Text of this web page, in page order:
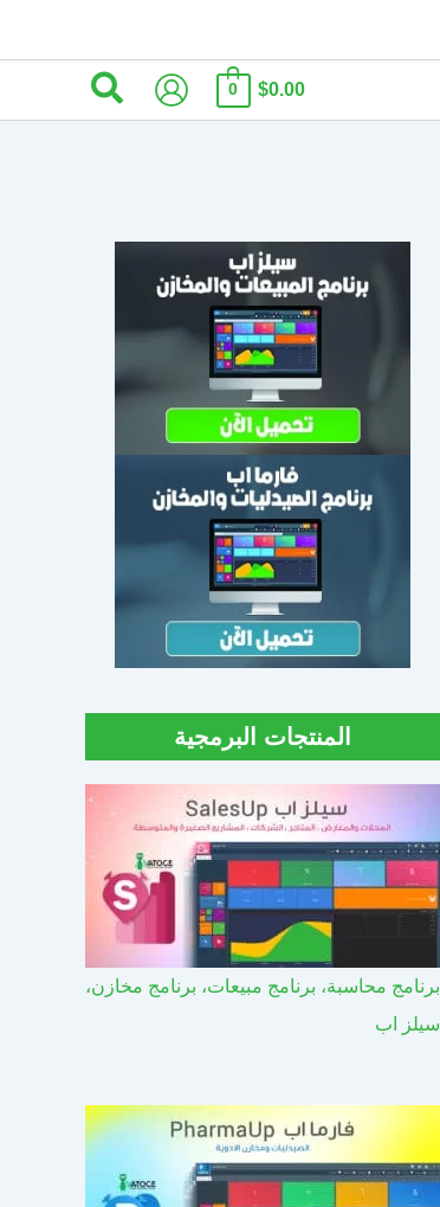
$0.00
0 البحث
المنتجات البرمجية
برنامج محاسبة، برنامج مبيعات، برنامج مخازن،
سيلز اب